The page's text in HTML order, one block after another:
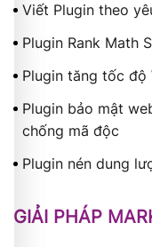
Viết Plugin theo
Plugin Rank Math
Plugin tăng tốc độ
Plugin bảo mật
chống mã độc
Plugin nén dung
GIẢI PHÁP